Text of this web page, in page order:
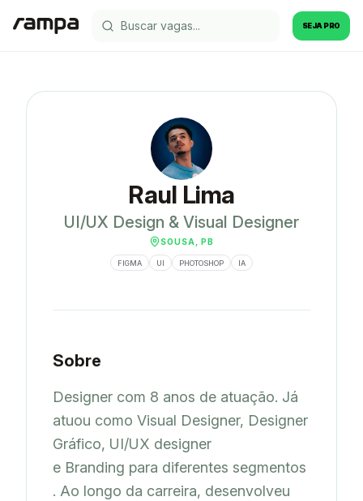
SEJA PRO
Raul Lima
UI/UX Design & Visual Designer
SOUSA, PB
FIGMA UI PHOTOSHOP IA
Sobre
Designer com 8 anos de atuação. Já
atuou como Visual Designer, Designer
Gráfico, UI/UX designer
e Branding para diferentes segmentos
. Ao longo da carreira, desenvolveu